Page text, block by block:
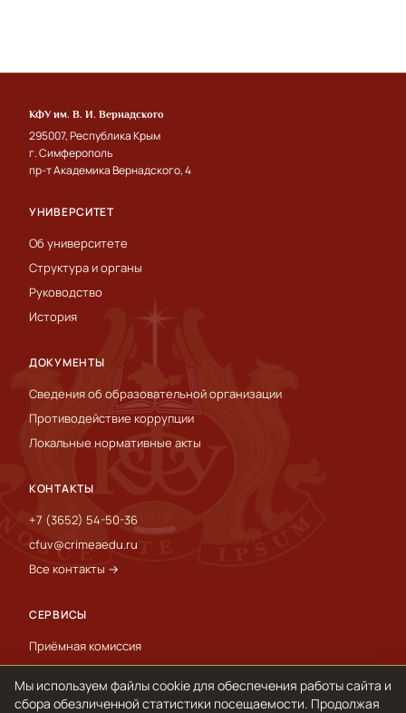
КФУ им. В. И. Вернадского
295007, Республика Крым
г. Симферополь
пр-т Академика Вернадского, 4
УНИВЕРСИТЕТ
Об университете
Структура и органы
Руководство
История
ДОКУМЕНТЫ
Сведения об образовательной организации
Противодействие коррупции
Локальные нормативные акты
КОНТАКТЫ
+7 (3652) 54-50-36
cfuv@crimeaedu.ru
Все контакты →
СЕРВИСЫ
Приёмная комиссия
Пресс-служба
International
Мы используем файлы cookie для обеспечения работы сайта и
сбора обезличенной статистики посещаемости. Продолжая